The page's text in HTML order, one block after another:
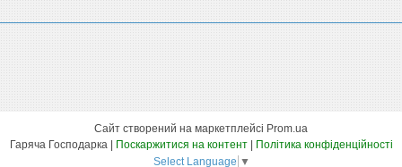
Сайт створений на маркетплейсі Prom.ua
Поскаржитися на контент
Політика конфіденційності
Select Language ▼